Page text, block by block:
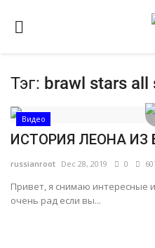
Видео
Contact
Статьи
Terms & Conditions
Тэг: brawl stars all
Видео
ИСТОРИЯ ЛЕОНА ИЗ
russianroot Dec 28, 2019 0
Привет, я снимаю интересные
очень рад если вы...